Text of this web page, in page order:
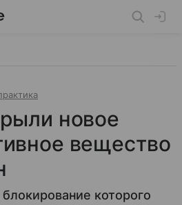
новое
вещество
которого